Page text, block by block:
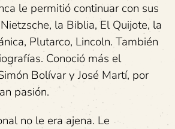
le permitió continuar con sus
la Biblia, El Quijote, la
Plutarco, Lincoln. También
Conoció más el
Bolívar y José Martí, por
pasión.
no le era ajena. Le